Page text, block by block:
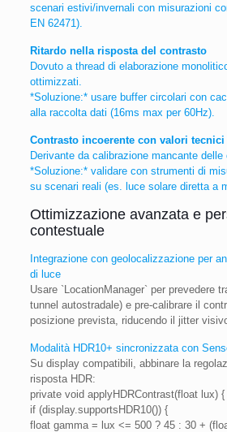
scenari estivi/invernali con misurazioni
EN 62471).
Ritardo nella risposta del contrasto
Dovuto a thread di elaborazione
ottimizzati.
*Soluzione:* usare buffer circolari con
alla raccolta dati (16ms max per 60Hz).
Contrasto incoerente con valori tecnici
Derivante da calibrazione mancante delle
*Soluzione:* validare con strumenti di
su scenari reali (es. luce solare diretta a
Ottimizzazione avanzata e
contestuale
Integrazione con geolocalizzazione per
di luce
Usare `LocationManager` per prevedere
tunnel autostradale) e pre-calibrare il
posizione prevista, riducendo il jitter
Modalità HDR10+ sincronizzata con
Su display compatibili, abbinare la
risposta HDR:
private void applyHDRContrast(float lux) {
if (display.supportsHDR10()) {
float gamma = lux <= 500 ? 45 : 30 +